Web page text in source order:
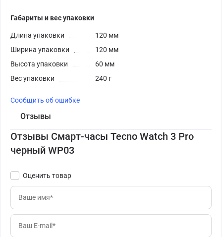
Габариты и вес упаковки
Длина упаковки
120 мм
Ширина упаковки
120 мм
Высота упаковки
60 мм
Вес упаковки
240 г
Сообщить об ошибке
Отзывы
Отзывы Смарт-часы Tecno Watch 3 Pro
черный WP03
Оценить товар